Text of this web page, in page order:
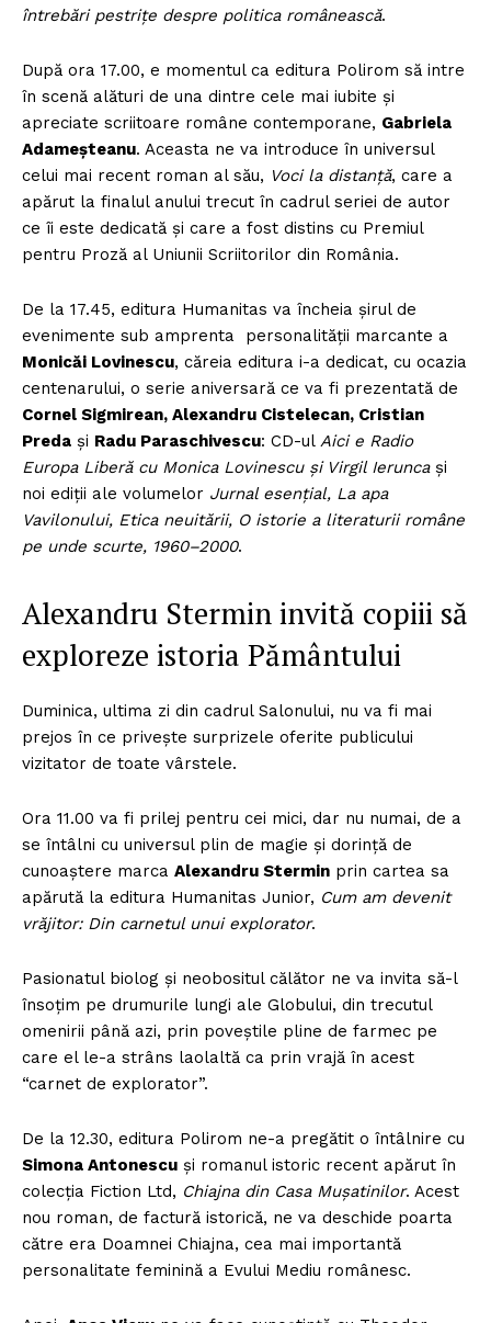
întrebări pestrițe despre politica românească.
După ora 17.00, e momentul ca editura Polirom să intre
în scenă alături de una dintre cele mai iubite şi
apreciate scriitoare române contemporane, Gabriela
Adameşteanu. Aceasta ne va introduce în universul
celui mai recent roman al său, Voci la distanţă, care a
apărut la finalul anului trecut în cadrul seriei de autor
ce îi este dedicată şi care a fost distins cu Premiul
pentru Proză al Uniunii Scriitorilor din România.
De la 17.45, editura Humanitas va încheia şirul de
evenimente sub amprenta personalităţii marcante a
Monicăi Lovinescu, căreia editura i-a dedicat, cu ocazia
centenarului, o serie aniversară ce va fi prezentată de
Cornel Sigmirean, Alexandru Cistelecan, Cristian
Preda și Radu Paraschivescu: CD-ul Aici e Radio
Europa Liberă cu Monica Lovinescu și Virgil Ieruncași
noi ediții ale volumelor Jurnal esențial, La apa
Vavilonului, Etica neuitării, O istorie a literaturii române
pe unde scurte, 1960–2000.
Alexandru Stermin invită copiii să
exploreze istoria Pământului
Duminica, ultima zi din cadrul Salonului, nu va fi mai
prejos în ce priveşte surprizele oferite publicului
vizitator de toate vârstele.
Ora 11.00 va fi prilej pentru cei mici, dar nu numai, de a
se întâlni cu universul plin de magie şi dorinţă de
cunoaştere marca Alexandru Stermin prin cartea sa
apărută la editura Humanitas Junior, Cum am devenit
vrăjitor: Din carnetul unui explorator.
Pasionatul biolog şi neobositul călător ne va invita să-l
însoţim pe drumurile lungi ale Globului, din trecutul
omenirii până azi, prin poveştile pline de farmec pe
care el le-a strâns laolaltă ca prin vrajă în acest
“carnet de explorator”.
De la 12.30, editura Polirom ne-a pregătit o întâlnire cu
Simona Antonescu şi romanul istoric recent apărut în
colecţia Fiction Ltd, Chiajna din Casa Mușatinilor. Acest
nou roman, de factură istorică, ne va deschide poarta
către era Doamnei Chiajna, cea mai importantă
personalitate feminină a Evului Mediu românesc.